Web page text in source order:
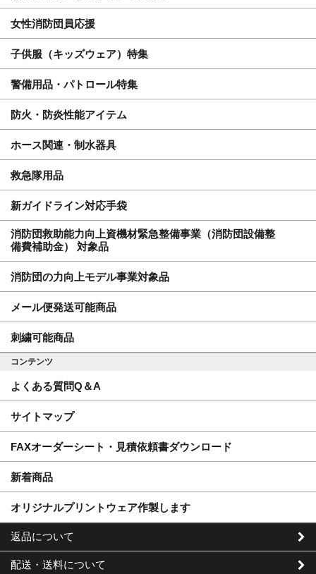
女性消防団員応援
子供服（キッズウェア）特集
警備用品・パトロール特集
防火・防炎性能アイテム
ホース関連・制水器具
救急隊用品
新ガイドライン対応手袋
消防団救助能力向上資機材緊急整備事業（消防団設備整
備費補助金） 対象品
消防団の力向上モデル事業対象品
メール便発送可能商品
刺繍可能商品
コンテンツ
よくある質問Q＆A
サイトマップ
FAXオーダーシート・見積依頼書ダウンロード
新着商品
オリジナルプリントウェア作製します
返品について
配送・送料について